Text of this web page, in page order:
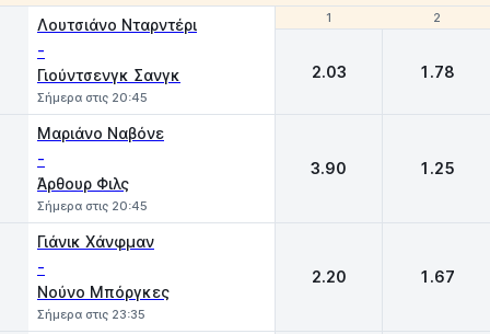
1 2
Λουτσιάνο Νταρντέρι
-
Γιούντσενγκ Σανγκ
Σήμερα στις 20:45
1 2
2.03 1.78
Μαριάνο Ναβόνε
-
Άρθουρ Φιλς
Σήμερα στις 20:45
3.90 1.25
Γιάνικ Χάνφμαν
-
Νούνο Μπόργκες
Σήμερα στις 23:35
2.20 1.67